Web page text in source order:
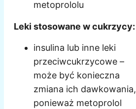
metoprololu
Leki stosowane w cukrzycy:
insulina lub inne leki
przeciwcukrzycowe –
może być konieczna
zmiana ich dawkowania,
ponieważ metoprolol